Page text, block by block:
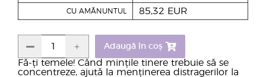
Fă-ți temele! Când mințile tinere trebuie să se
concentreze, ajută la menținerea distragerilor la
CU AMĂNUNTUL 85,32 EUR
Adaugă în coș